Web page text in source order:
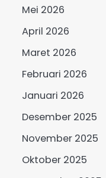
Mei 2026
April 2026
Maret 2026
Februari 2026
Januari 2026
Desember 2025
November 2025
Oktober 2025